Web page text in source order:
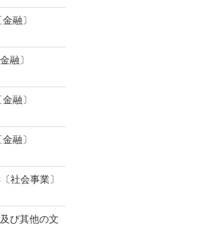
融〕
融〕
融〕
融〕
社会事業〕
び其他の文